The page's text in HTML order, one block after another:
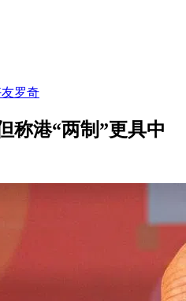
罗奇
称港“两制”更具中